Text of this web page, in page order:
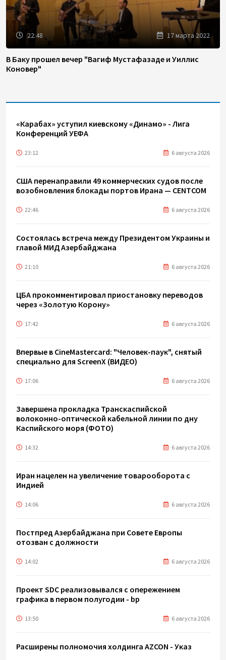
22:48 17 марта 2022
В Баку прошел вечер "Вагиф Мустафазаде и Уиллис
Коновер"
«Карабах» уступил киевскому «Динамо» - Лига
Конференций УЕФА
23:12 6 августа 2026
США перенаправили 49 коммерческих судов после
возобновления блокады портов Ирана — CENTCOM
22:46 6 августа 2026
Состоялась встреча между Президентом Украины и
главой МИД Азербайджана
21:10 6 августа 2026
ЦБА прокомментировал приостановку переводов
через «Золотую Корону»
17:42 6 августа 2026
Впервые в CineMastercard: "Человек-паук", снятый
специально для ScreenX (ВИДЕО)
17:06 6 августа 2026
Завершена прокладка Транскаспийской
волоконно-оптической кабельной линии по дну
Каспийского моря (ФОТО)
14:32 6 августа 2026
Иран нацелен на увеличение товарооборота с
Индией
14:06 6 августа 2026
Постпред Азербайджана при Совете Европы
отозван с должности
14:02 6 августа 2026
Проект SDC реализовывался с опережением
графика в первом полугодии - bp
13:50 6 августа 2026
Расширены полномочия холдинга AZCON - Указ